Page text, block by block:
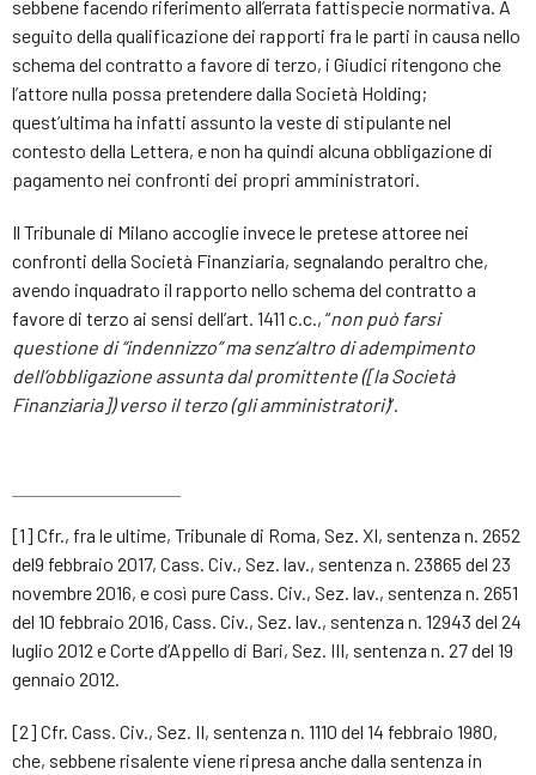
sebbene facendo riferimento all’errata fattispecie normativa. A
seguito della qualificazione dei rapporti fra le parti in causa nello
schema del contratto a favore di terzo, i Giudici ritengono che
l’attore nulla possa pretendere dalla Società Holding;
quest’ultima ha infatti assunto la veste di stipulante nel
contesto della Lettera, e non ha quindi alcuna obbligazione di
pagamento nei confronti dei propri amministratori.
Il Tribunale di Milano accoglie invece le pretese attoree nei
confronti della Società Finanziaria, segnalando peraltro che,
avendo inquadrato il rapporto nello schema del contratto a
favore di terzo ai sensi dell’art. 1411 c.c., “non può farsi
questione di “indennizzo” ma senz’altro di adempimento
dell’obbligazione assunta dal promittente ([la Società
Finanziaria]) verso il terzo (gli amministratori)”.
[1] Cfr., fra le ultime, Tribunale di Roma, Sez. XI, sentenza n. 2652
del9 febbraio 2017, Cass. Civ., Sez. lav., sentenza n. 23865 del 23
novembre 2016, e così pure Cass. Civ., Sez. lav., sentenza n. 2651
del 10 febbraio 2016, Cass. Civ., Sez. lav., sentenza n. 12943 del 24
luglio 2012 e Corte d’Appello di Bari, Sez. III, sentenza n. 27 del 19
gennaio 2012.
[2] Cfr. Cass. Civ., Sez. II, sentenza n. 1110 del 14 febbraio 1980,
che, sebbene risalente viene ripresa anche dalla sentenza in